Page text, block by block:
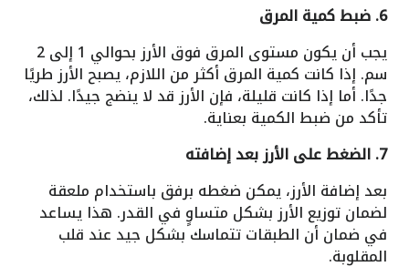
6. ضبط كمية المرق
يجب أن يكون مستوى المرق فوق الأرز بحوالي 1 إلى 2
سم. إذا كانت كمية المرق أكثر من اللازم، يصبح الأرز طريًا
جدًا. أما إذا كانت قليلة، فإن الأرز قد لا ينضج جيدًا. لذلك،
تأكد من ضبط الكمية بعناية.
7. الضغط على الأرز بعد إضافته
بعد إضافة الأرز، يمكن ضغطه برفق باستخدام ملعقة
لضمان توزيع الأرز بشكل متساوٍ في القدر. هذا يساعد
في ضمان أن الطبقات تتماسك بشكل جيد عند قلب
المقلوبة.